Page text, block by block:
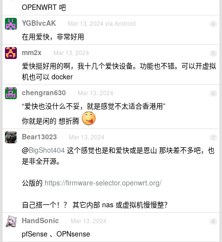
OPENWRT 吧
4
YGBlvcAK Mar 13, 2024 via Android
在用爱快，非常好用
5
mm2x Mar 13, 2024
爱快挺好用的啊，我十几个爱快设备。功能也不错。可以开虚拟
机也可以 docker
6
chengran630 Mar 13, 2024
“爱快也没什么不妥，就是感觉不太适合香港用”
你就是闲的 想折腾
7
Bear13023 Mar 13, 2024
@BigShot404 这个感觉也是和爱快或是恩山 那块差不多吧，也
是非全开源。
公版的 https://firmware-selector.openwrt.org/
自己搭一个！？ 其它内部 nas 或虚拟机慢慢整？
8
HandSonic Mar 13, 2024
pfSense 、OPNsense